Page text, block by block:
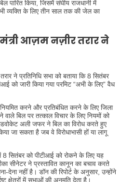
पारित किया, जिसमें संघीय राजधानी में
व्यक्ति के लिए तीन साल तक की जेल का
आज़म नज़ीर तरार ने
ने प्रतिनिधि सभा को बताया कि 8 सितंबर
को जारी किया गया परमिट “अभी के लिए” वैध
करने और प्रतिबंधित करने के लिए जिला
बिल पर तत्काल विचार के लिए नियमों को
अली जफर ने बिल का विरोध करते हुए
जा सकता है जब वे विरोधाभासी हों या लागू
8 सितंबर को पीटीआई को रोकने के लिए यह
सीनेटर ने प्रस्तावित कानून का बचाव करते
नहीं है। डॉन की रिपोर्ट के अनुसार, उन्होंने
क्षेत्रों में सभाओं की अनुमति देता है।